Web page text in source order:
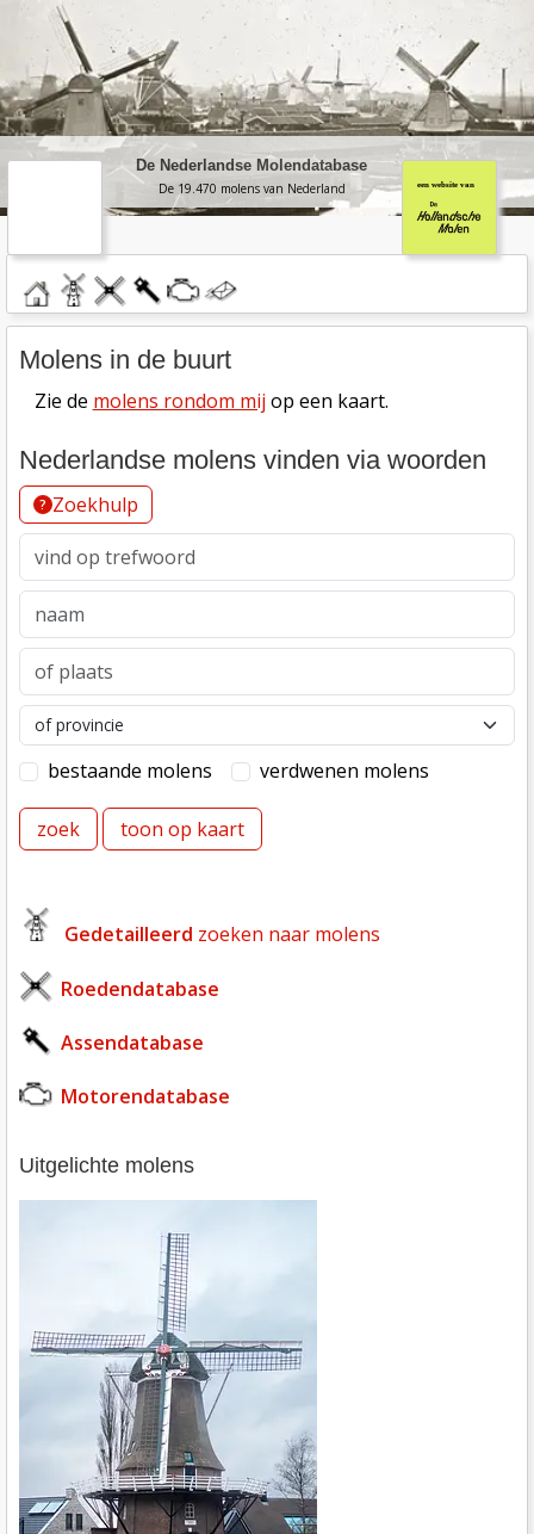
ga direct naar de inhoud
Nederlandse Molendatabase
vorige
De Nederlandse Molendatabase
De 19.470 molens van Nederland
homemolendatabase
roedendatabase
assendatabase
motorendatabase
stuur
een
bericht
Molens in de buurt
Zie de molens rondom mij op een kaart.
Nederlandse molens vinden via woorden
Zoekhulp
vind op trefwoord
naam
plaats
provincie
molensbestaande molens verdwenen molens
Gedetailleerd zoeken naar molens
Roedendatabase
Assendatabase
Motorendatabase
uitgelichte molens